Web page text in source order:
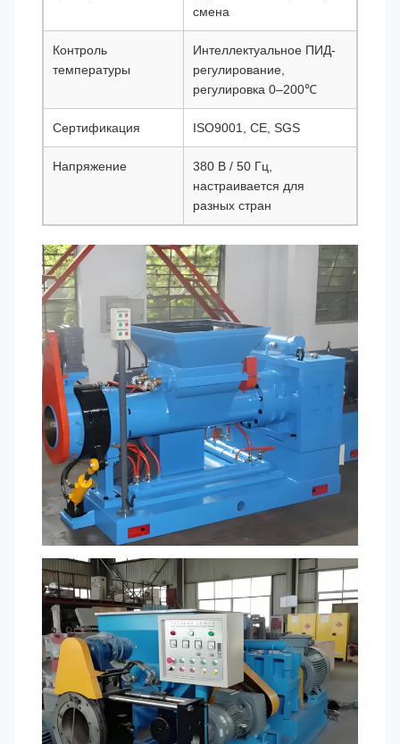
смена
Контроль
температуры
Интеллектуальное ПИД-
регулирование,
регулировка 0–200℃
Сертификация ISO9001, CE, SGS
Напряжение
380 В / 50 Гц,
настраивается для
разных стран